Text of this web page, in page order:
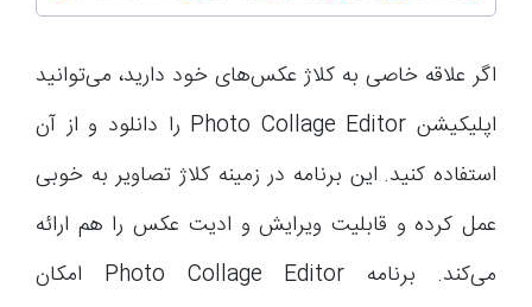
اگر علاقه خاصی به کلاژ عکس‌های خود دارید، می‌توانید
اپلیکیشن Photo Collage Editor را دانلود و از آن
استفاده کنید. این برنامه در زمینه کلاژ تصاویر به خوبی
عمل کرده و قابلیت ویرایش و ادیت عکس‌ را هم ارائه
می‌کند. برنامه Photo Collage Editor امکان